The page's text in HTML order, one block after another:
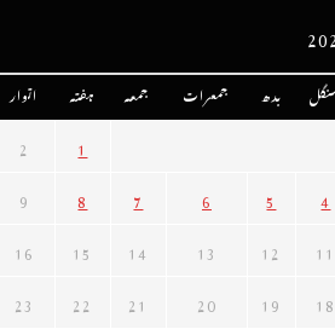
بدھ جمعرات جمعہ ہفتہ اتوار
1
2
4
5
6
7
8
9
11
12
13
14
15
16
18
19
20
21
22
23